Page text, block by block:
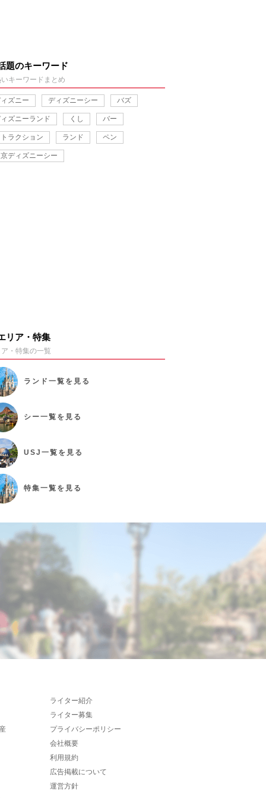
題のキーワード
キーワードまとめ
ズニー ディズニーシー バズ
ズニーランド くし バー
ラクション ランド ペン
ディズニーシー
リア・特集
・特集の一覧
ランド 一覧を見る
シー一覧を見る
USJ 一覧を見る
特集一覧を見る
ライター紹介
ライター募集
プライバシーポリシー
会社概要
利用規約
広告掲載について
運営方針